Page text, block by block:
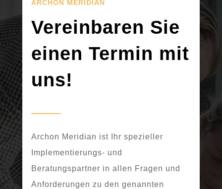
ARCHON MERIDIAN
Vereinbaren Sie
einen Termin mit
uns!
Archon Meridian ist Ihr spezieller
Implementierungs- und
Beratungspartner in allen Fragen und
Anforderungen zu den genannten